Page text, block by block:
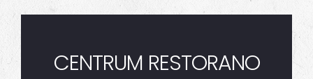
CENTRUM RESTORANO